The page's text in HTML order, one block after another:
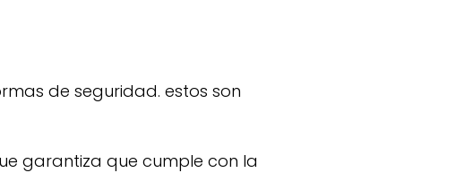
garantiza que cumple con la